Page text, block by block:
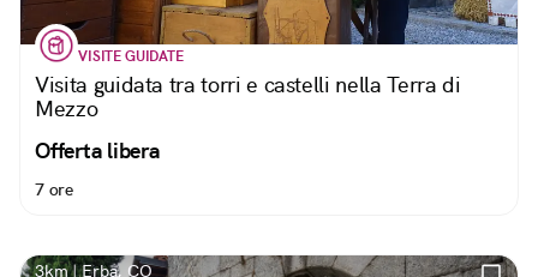
VISITE GUIDATE
Visita guidata tra torri e castelli nella Terra di
Mezzo
Offerta libera
7 ore
3km | Erba, CO